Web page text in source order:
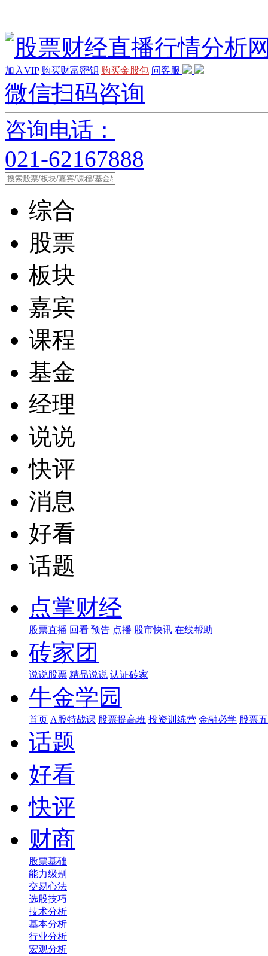
加入VIP 购买财富密钥 购买金股包 问客服
微信扫码咨询
咨询电话：
021-62167888
综合
股票
板块
嘉宾
课程
基金
经理
说说
快评
消息
好看
话题
点掌财经
股票直播 回看 预告 点播 股市快讯 在线帮助
砖家团
说说股票 精品说说 认证砖家
牛金学园
首页 A股特战课 股票提高班 投资训练营 金融必学 股票
话题
好看
快评
财商
股票基础
能力级别
交易心法
选股技巧
技术分析
基本分析
行业分析
宏观分析